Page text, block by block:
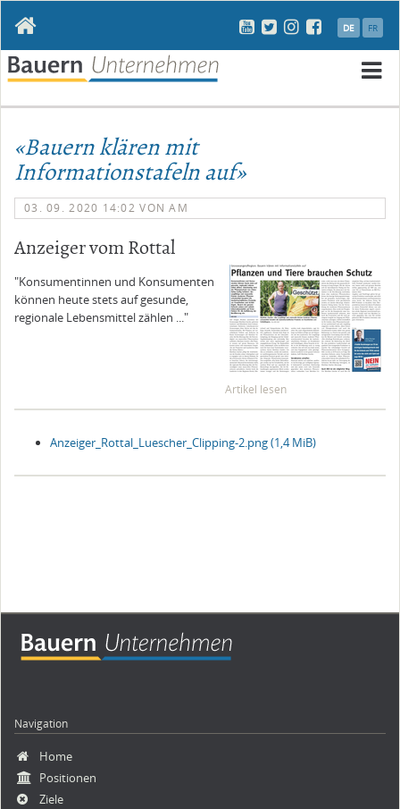
DE FR
«Bauern klären mit
Informationstafeln auf»
03. 09. 2020 14:02 VON AM
Anzeiger vom Rottal
Artikel lesen
"Konsumentinnen und Konsumenten
können heute stets auf gesunde,
regionale Lebensmittel zählen ..."
Anzeiger_Rottal_Luescher_Clipping-2.png(1,4 MiB)
Navigation
überspringen
Home
Positionen
Ziele